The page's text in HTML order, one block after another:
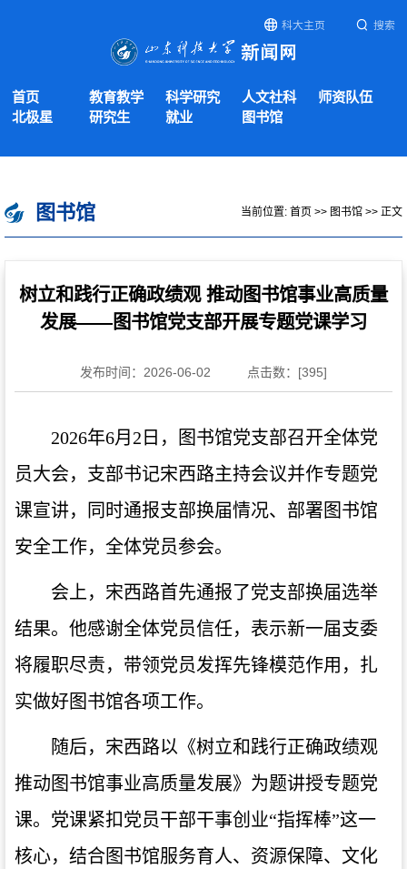
科大主页 搜索
首页 教育教学 科学研究 人文社科
师资队伍
北极星
研究生 就业 图书馆
图书馆 当前位置: 首页 >> 图书馆 >> 正文
树立和践行正确政绩观 推动图书馆事业高质量
发展——图书馆党支部开展专题党课学习
发布时间：2026-06-02 点击数：[395]
2026年6月2日，图书馆党支部召开全体党
员大会，支部书记宋西路主持会议并作专题党
课宣讲，同时通报支部换届情况、部署图书馆
安全工作，全体党员参会。
会上，宋西路首先通报了党支部换届选举
结果。他感谢全体党员信任，表示新一届支委
将履职尽责，带领党员发挥先锋模范作用，扎
实做好图书馆各项工作。
随后，宋西路以《树立和践行正确政绩观
推动图书馆事业高质量发展》为题讲授专题党
课。党课紧扣党员干部干事创业“指挥棒”这一
核心，结合图书馆服务育人、资源保障、文化